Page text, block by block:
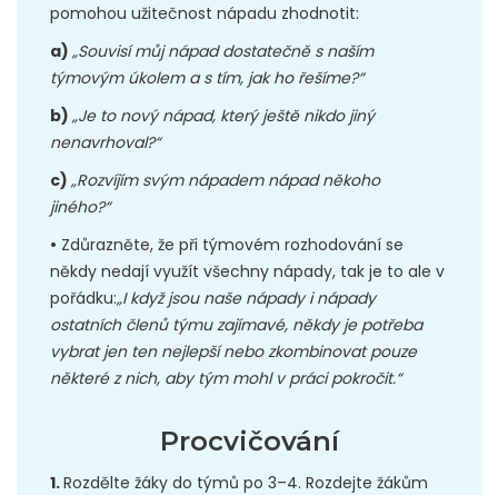
pomohou užitečnost nápadu zhodnotit:
a) „Souvisí můj nápad dostatečně s naším
týmovým úkolem a s tím, jak ho řešíme?“
b) „Je to nový nápad, který ještě nikdo jiný
nenavrhoval?“
c) „Rozvíjím svým nápadem nápad někoho
jiného?“
• Zdůrazněte, že při týmovém rozhodování se
někdy nedají využít všechny nápady, tak je to ale v
pořádku:„I když jsou naše nápady i nápady
ostatních členů týmu zajímavé, někdy je potřeba
vybrat jen ten nejlepší nebo zkombinovat pouze
některé z nich, aby tým mohl v práci pokročit.“
Procvičování
1.Rozdělte žáky do týmů po 3–4. Rozdejte žákům